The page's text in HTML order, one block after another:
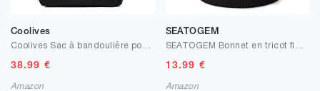
Coolives
38.99 €
Amazon
SEATOGEM
13.99 €
Amazon